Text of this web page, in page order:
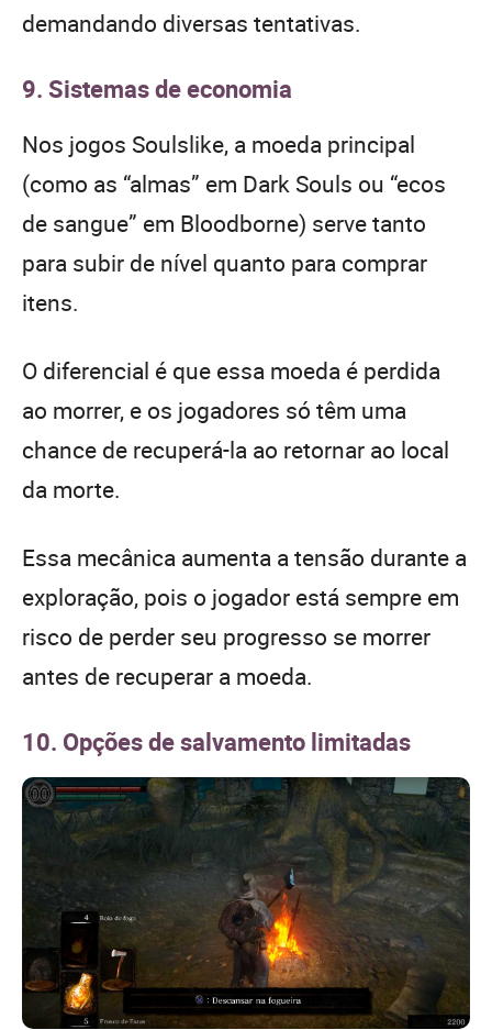
demandando diversas tentativas.
9. Sistemas de economia
Nos jogos Soulslike, a moeda principal
(como as “almas” em Dark Souls ou “ecos
de sangue” em Bloodborne) serve tanto
para subir de nível quanto para comprar
itens.
O diferencial é que essa moeda é perdida
ao morrer, e os jogadores só têm uma
chance de recuperá-la ao retornar ao local
da morte.
Essa mecânica aumenta a tensão durante a
exploração, pois o jogador está sempre em
risco de perder seu progresso se morrer
antes de recuperar a moeda.
10. Opções de salvamento limitadas